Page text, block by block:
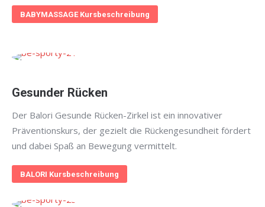
BABYMASSAGE Kursbeschreibung
Gesunder Rücken
Der Balori Gesunde Rücken-Zirkel ist ein innovativer
Präventionskurs, der gezielt die Rückengesundheit fördert
und dabei Spaß an Bewegung vermittelt.
BALORI Kursbeschreibung